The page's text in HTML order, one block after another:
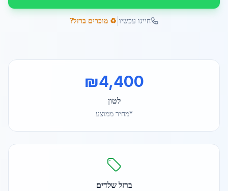
חייגו עכשיו ♻️ מוכרים ברזל?
₪4,400
לטון
*מחיר ממוצע
ברזל שלדים